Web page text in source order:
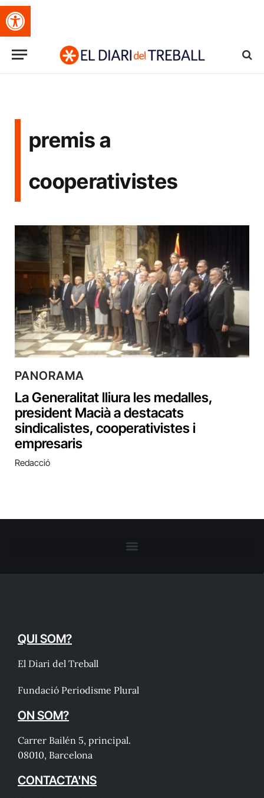
Obre la barra d'eines
premis a
cooperativistes
PANORAMA
La Generalitat lliura les medalles,
president Macià a destacats
sindicalistes, cooperativistes i
empresaris
Redacció
QUI SOM?
El Diari del Treball
Fundació Periodisme Plural
ON SOM?
Carrer Bailén 5, principal.
08010, Barcelona
CONTACTA'NS